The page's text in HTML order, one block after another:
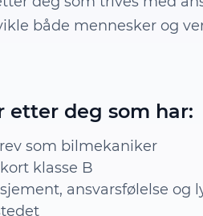
både mennesker og
etter deg som har:
som bilmekaniker
klasse B
ansvarsfølelse